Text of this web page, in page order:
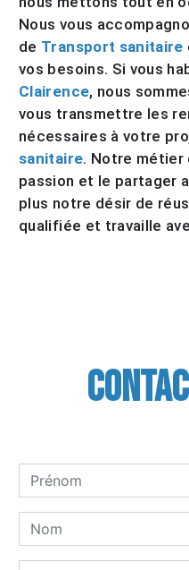
Nous vous
de Transport sanitaire
vos besoins. Si vous
Clairence, nous
vous transmettre les
nécessaires à votre
sanitaire. Notre
passion et le partager
plus notre désir de
qualifiée et travaille